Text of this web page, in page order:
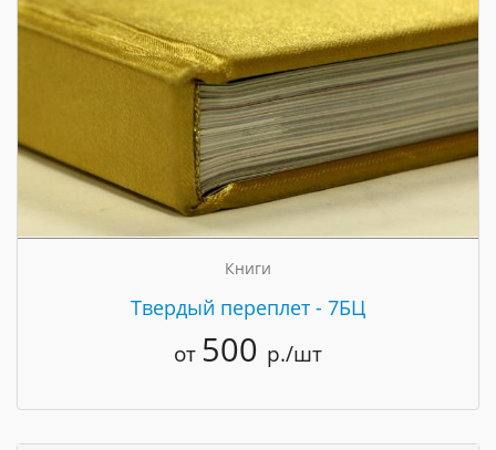
Книги
Твердый переплет - 7БЦ
от 500 р./шт